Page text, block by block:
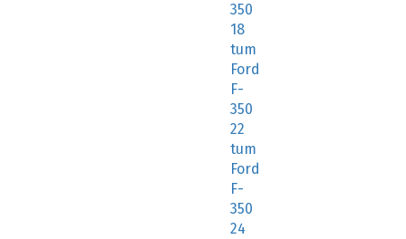
350
18
tum
Ford
F-
350
22
tum
Ford
F-
350
24